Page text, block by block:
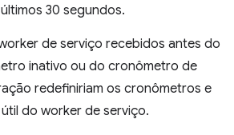
30 segundos.
de serviço recebidos antes do
inativo ou do cronômetro de
redefiniriam os cronômetros e
do worker de serviço.